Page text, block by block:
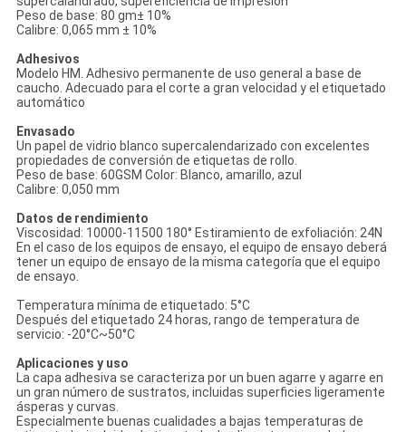
Peso de base: 80 gm± 10%
Calibre: 0,065 mm ± 10%
Adhesivos
Modelo HM. Adhesivo permanente de uso general a base de
caucho. Adecuado para el corte a gran velocidad y el etiquetado
automático
Envasado
Un papel de vidrio blanco supercalendarizado con excelentes
propiedades de conversión de etiquetas de rollo.
Peso de base: 60GSM Color: Blanco, amarillo, azul
Calibre: 0,050 mm
Datos de rendimiento
Viscosidad: 10000-11500 180° Estiramiento de exfoliación: 24N
En el caso de los equipos de ensayo, el equipo de ensayo deberá
tener un equipo de ensayo de la misma categoría que el equipo
de ensayo.
Temperatura mínima de etiquetado: 5°C
Después del etiquetado 24 horas, rango de temperatura de
servicio: -20°C~50°C
Aplicaciones y uso
La capa adhesiva se caracteriza por un buen agarre y agarre en
un gran número de sustratos, incluidas superficies ligeramente
ásperas y curvas.
Especialmente buenas cualidades a bajas temperaturas de